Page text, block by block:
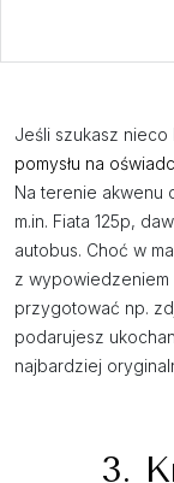
Jeśli szukasz
pomysłu na
Na terenie akwenu
m.in. Fiata 125p,
autobus. Choć w
z wypowiedzeniem
przygotować np.
podarujesz
najbardziej
3.